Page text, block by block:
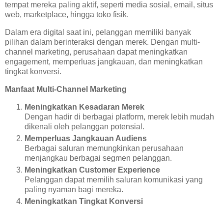
tempat mereka paling aktif, seperti media sosial, email, situs
web, marketplace, hingga toko fisik.
Dalam era digital saat ini, pelanggan memiliki banyak
pilihan dalam berinteraksi dengan merek. Dengan multi-
channel marketing, perusahaan dapat meningkatkan
engagement, memperluas jangkauan, dan meningkatkan
tingkat konversi.
Manfaat Multi-Channel Marketing
Meningkatkan Kesadaran Merek
Dengan hadir di berbagai platform, merek lebih mudah
dikenali oleh pelanggan potensial.
Memperluas Jangkauan Audiens
Berbagai saluran memungkinkan perusahaan
menjangkau berbagai segmen pelanggan.
Meningkatkan Customer Experience
Pelanggan dapat memilih saluran komunikasi yang
paling nyaman bagi mereka.
Meningkatkan Tingkat Konversi